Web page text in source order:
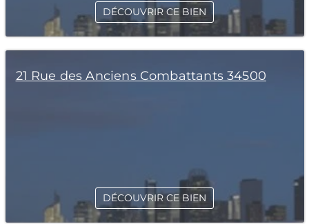
DÉCOUVRIR CE BIEN
21 Rue des Anciens Combattants 34500
DÉCOUVRIR CE BIEN